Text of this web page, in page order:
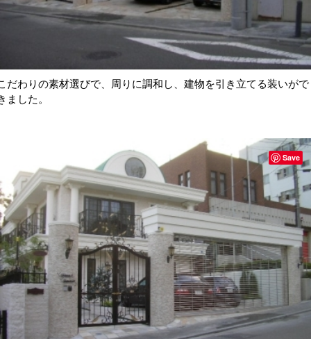
だわりの素材選びで、周りに調和し、建物を引き立てる装いがで
ました。
Save